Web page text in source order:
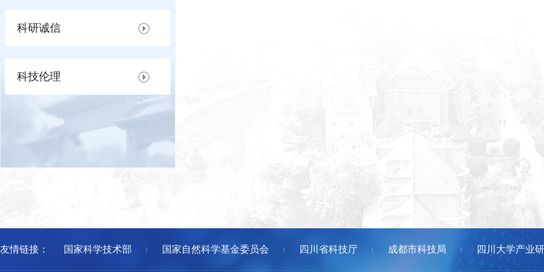
科研诚信
科技伦理
友情链接： 国家科学技术部 国家自然科学基金委员会 四川省科技厅 成都市科技局 四川大学产业